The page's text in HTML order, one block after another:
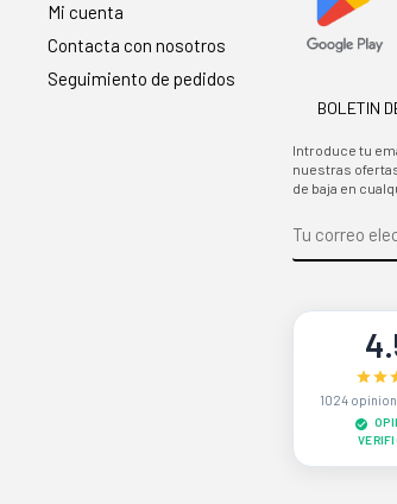
Mi cuenta
Contacta con nosotros
Seguimiento de pedidos
BOLETIN
Introduce tu
nuestras
de baja en
1024